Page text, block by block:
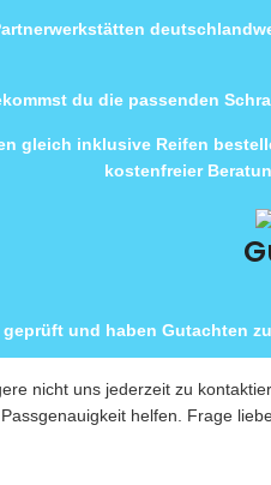
du die passenden
gleich inklusive Reifen
kostenfreier
und haben Gutachten
nicht uns jederzeit zu
helfen. Frage